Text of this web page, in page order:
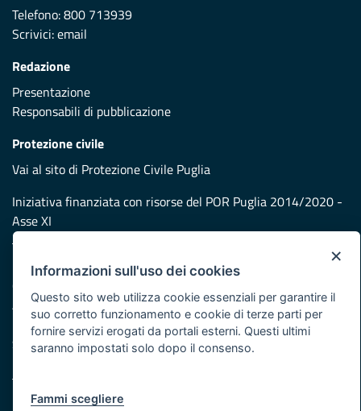
Telefono: 800 713939
Scrivici:email
Redazione
Presentazione
Responsabili di pubblicazione
Protezione civile
Vai al sito di Protezione Civile Puglia
Iniziativa finanziata con risorse del POR Puglia 2014/2020 -
Asse XI
Note legali
Cookie e privacy
Atti di notifica
Feed RSS
Servizi Intranet
×
Informazioni sull'uso dei cookies
Questo sito web utilizza cookie essenziali per garantire il
suo corretto funzionamento e cookie di terze parti per
fornire servizi erogati da portali esterni. Questi ultimi
saranno impostati solo dopo il consenso.
Fammi scegliere